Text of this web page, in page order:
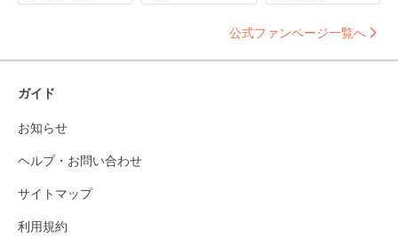
公式ファンページ一覧へ
ガイド
お知らせ
ヘルプ・お問い合わせ
サイトマップ
利用規約